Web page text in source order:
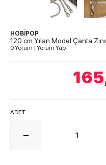
HOBİPOP
120 cm Yılan Model Çanta
0 Yorum | Yorum Yap
ADET